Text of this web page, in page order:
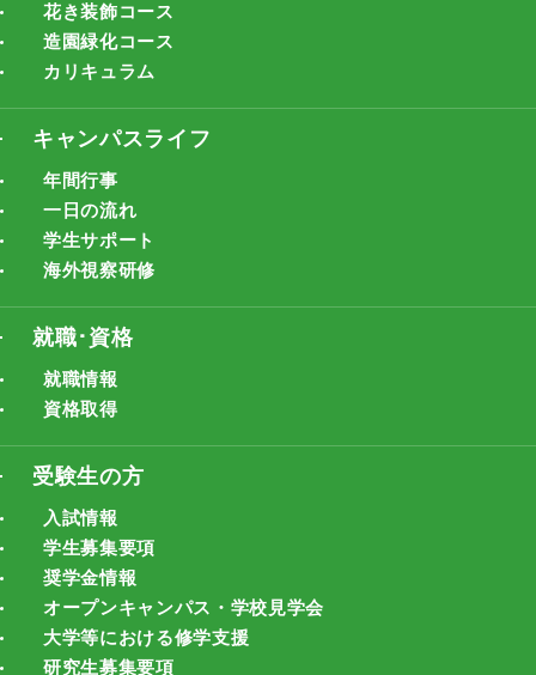
花き装飾コース
造園緑化コース
カリキュラム
キャンパスライフ
年間行事
一日の流れ
学生サポート
海外視察研修
就職･資格
就職情報
資格取得
受験生の方
入試情報
学生募集要項
奨学金情報
オープンキャンパス・学校見学会
大学等における修学支援
研究生募集要項